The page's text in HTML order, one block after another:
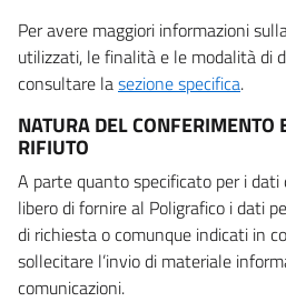
Per avere maggiori informazioni
utilizzati, le finalità e le modalità di
consultare lasezione specifica.
NATURA DEL CONFERIMENTO
RIFIUTO
A parte quanto specificato per i dati
libero di fornire al Poligrafico i dati
di richiesta o comunque indicati in
sollecitare l’invio di materiale
comunicazioni.